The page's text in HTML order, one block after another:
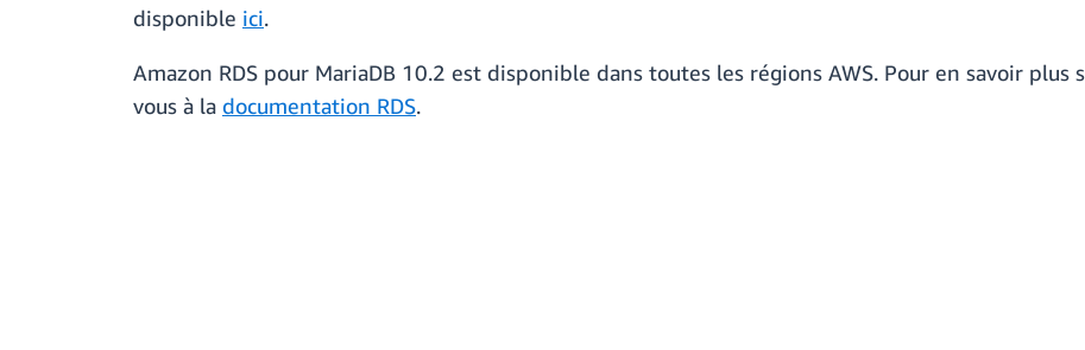
disponible ici.
Amazon RDS pour MariaDB 10.2 est disponible dans toutes les régions AWS. Pour en savoir plus
vous à la documentation RDS.